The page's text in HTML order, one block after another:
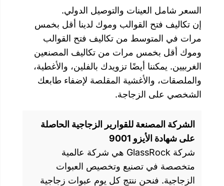
والتوصيل الدولي.
وموك لدينا أقل بخمس
من تكاليف فتح القوالب
من تكاليف المصنعين
تزويدك بالفلين، والأغطية،
المقلصة لإضفاء طابعك
الزجاجية الحاصلة
شركة GlassRock هي شركة عالمية
وتخصيص العبوات
كل يوم عبوات زجاجية